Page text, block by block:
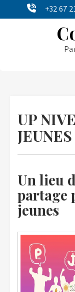
to
+32 67
UP
JEUNES
Un lieu
partage
jeunes